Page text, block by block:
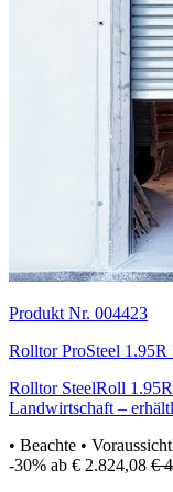
Produkt Nr. 004423
Rolltor ProSteel 1.95R
Rolltor SteelRoll
Landwirtschaft –
• Beachte •
-30% ab € 2.824,08 €